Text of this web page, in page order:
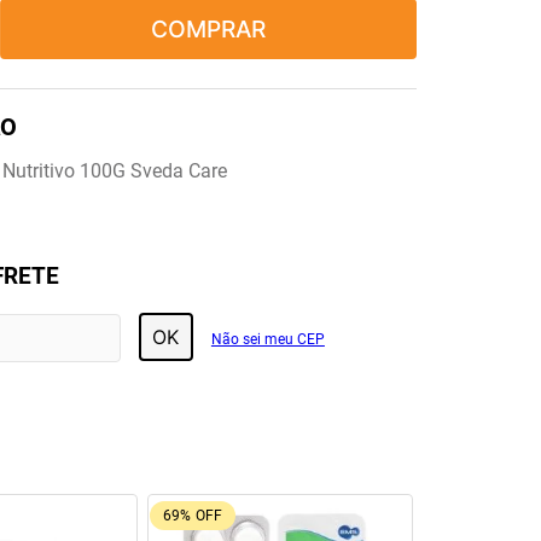
COMPRAR
100G Sveda Care
OK Não sei meu CEP
55% OFF